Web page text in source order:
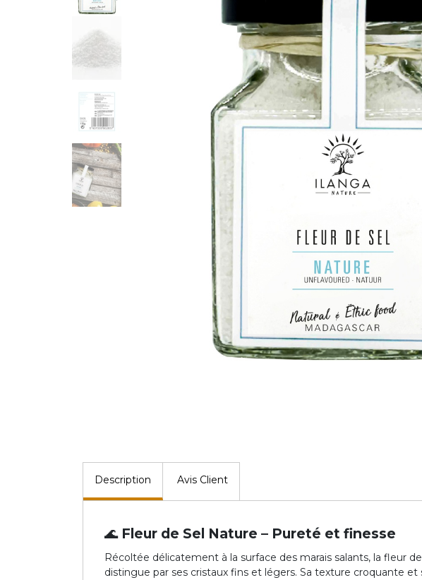
Description Avis Client
🌊 Fleur de Sel Nature – Pureté et finesse
Récoltée délicatement à la surface des marais salants, la fleur
distingue par ses cristaux fins et légers. Sa texture croquante